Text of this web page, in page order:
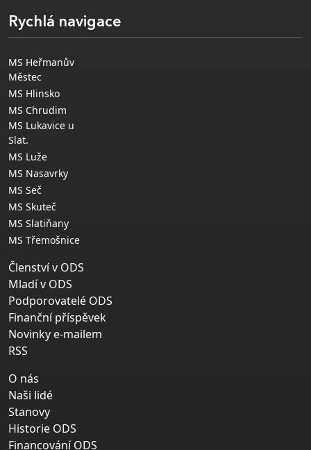
Rychlá navigace
MS Heřmanův
Městec
MS Hlinsko
MS Chrudim
MS Lukavice u
Slat.
MS Luže
MS Nasavrky
MS Seč
MS Skuteč
MS Slatiňany
MS Třemošnice
Členství v ODS
Mladí v ODS
Podporovatelé ODS
Finanční příspěvek
Novinky e-mailem
RSS
O nás
Naši lidé
Stanovy
Historie ODS
Financování ODS